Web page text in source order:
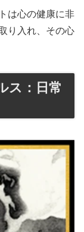
は心の健康に非
り入れ、その心
ス：日常